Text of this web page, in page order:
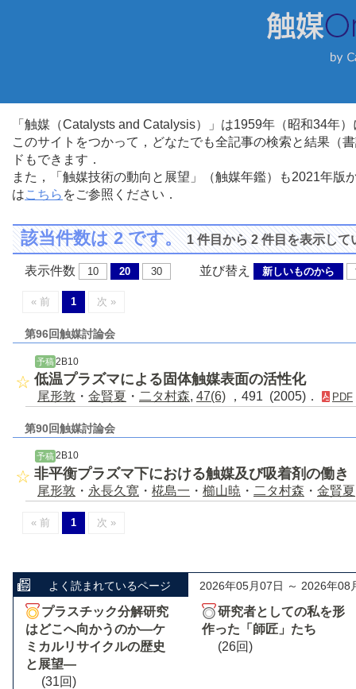
「触媒（Catalysts and Catalysis）」は1959年（昭和34年
このサイトをつかって，どなたでも全記事の検索と結果（
ドもできます．
また，「触媒技術の動向と展望」（触媒年鑑）も2021年
はこちら をご参照ください．
該当件数は 2 です。1 件目から 2 件目を表示して
表示件数 10 20 30 並び替え 新しいものから
« 前 1 次 »
第96回触媒討論会
予稿 2B10
低温プラズマによる固体触媒表面の活性化
尾形敦 ・ 金賢夏 ・ 二タ村森, 47(6) ，491 (2005)． PDF
第90回触媒討論会
予稿 2B10
非平衡プラズマ下における触媒及び吸着剤の働き
尾形敦 ・ 永長久寛 ・ 椛島一 ・ 櫛山暁 ・ 二タ村森 ・ 金賢夏
« 前 1 次 »
よく読まれているページ 2026年05月07日 ～ 2026年08
プラスチック分解研究
はどこへ向かうのか―ケ
ミカルリサイクルの歴史
と展望―
(31回)
研究者としての私を形
作った「師匠」たち
(26回)